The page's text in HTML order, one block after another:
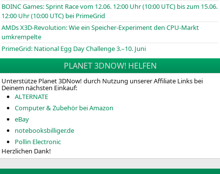
BOINCGames: Sprint Race vom 12.06. 12:00 Uhr (10:00 UTC) bis zum 15.06.
12:00 Uhr (10:00 UTC) bei PrimeGrid
AMDs X3D-Revolution: Wie ein Speicher-Experiment den CPU-Markt
umkrempelte
PrimeGrid: National Egg Day Challenge 3.–10. Juni
PLANET 3DNOW! HELFEN
Unterstütze Planet 3DNow! durch Nutzung unserer Affiliate Links bei
Deinem nächsten Einkauf:
ALTERNATE
Computer & Zubehör bei Amazon
eBay
notebooksbilliger.de
Pollin Electronic
Herzlichen Dank!